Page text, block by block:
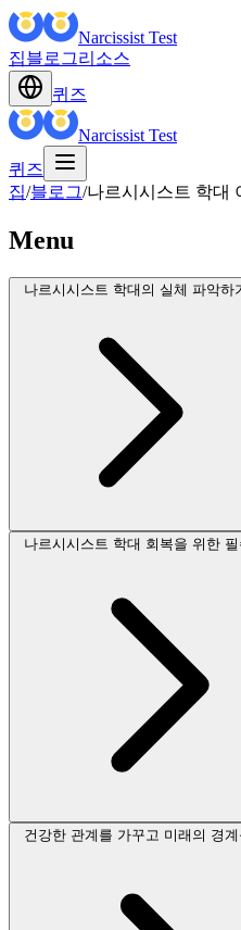
Narcissist Test
집블로그리소스
퀴즈
Narcissist Test
퀴즈
집/블로그/나르시시스트 학대
Menu
나르시시스트 학대의 실체 파악하
나르시시스트 학대 회복을 위한 필
건강한 관계를 가꾸고 미래의 경